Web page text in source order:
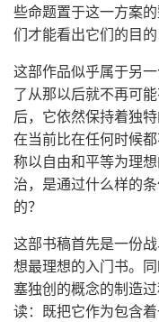
些命题置于这一方案
们才能看出它们的目的
这部作品似乎属于另
了从那以后就不再可
后，它依然保持着独
在当前比在任何时候
称以自由和平等为理
治，是通过什么样的
的？
这部书稿首先是一份
想最理想的入门书。
塞独创的概念的制造
读：既把它作为包含